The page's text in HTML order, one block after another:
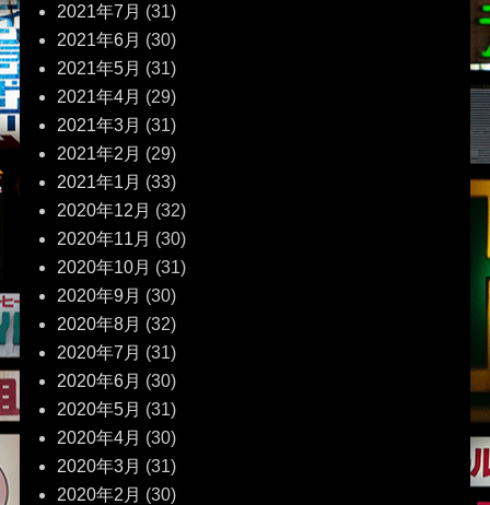
2021年7月 (31)
2021年6月 (30)
2021年5月 (31)
2021年4月 (29)
2021年3月 (31)
2021年2月 (29)
2021年1月 (33)
2020年12月 (32)
2020年11月 (30)
2020年10月 (31)
2020年9月 (30)
2020年8月 (32)
2020年7月 (31)
2020年6月 (30)
2020年5月 (31)
2020年4月 (30)
2020年3月 (31)
2020年2月 (30)